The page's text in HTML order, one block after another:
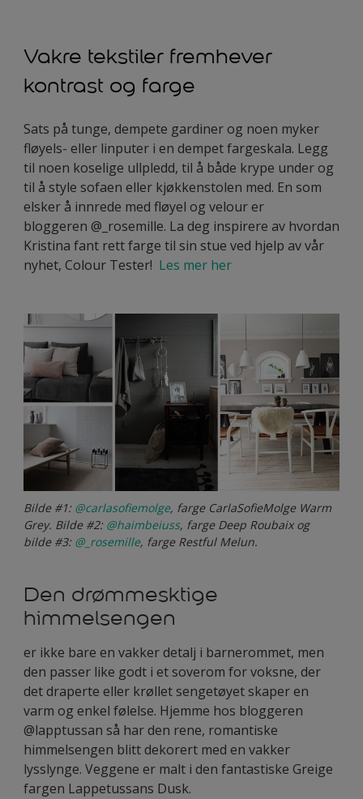
Vakre tekstiler fremhever
kontrast og farge
Sats på tunge, dempete gardiner og noen myker
fløyels- eller linputer i en dempet fargeskala. Legg
til noen koselige ullpledd, til å både krype under og
til å style sofaen eller kjøkkenstolen med. En som
elsker å innrede med fløyel og velour er
bloggeren @_rosemille. La deg inspirere av hvordan
Kristina fant rett farge til sin stue ved hjelp av vår
nyhet, Colour Tester! Les mer her
Bilde #1: @carlasofiemolge, farge CarlaSofieMolge Warm
Grey. Bilde #2: @haimbeiuss, farge Deep Roubaix og
bilde #3: @_rosemille, farge Restful Melun.
Den drømmesktige
himmelsengen
er ikke bare en vakker detalj i barnerommet, men
den passer like godt i et soverom for voksne, der
det draperte eller krøllet sengetøyet skaper en
varm og enkel følelse. Hjemme hos bloggeren
@lapptussan så har den rene, romantiske
himmelsengen blitt dekorert med en vakker
lysslynge. Veggene er malt i den fantastiske Greige
fargen Lappetussans Dusk.